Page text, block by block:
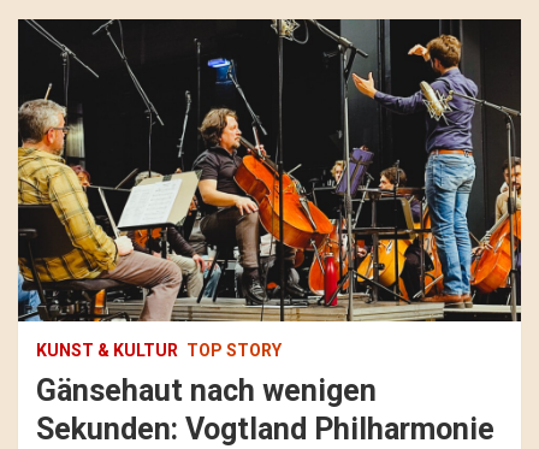
KUNST & KULTUR TOP STORY
Gänsehaut nach wenigen
Sekunden: Vogtland Philharmonie